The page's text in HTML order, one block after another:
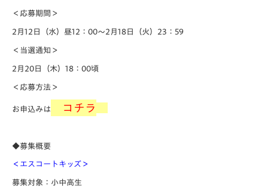
＜応募期間＞
2月12日（水）昼12：00～2月18日（火）23：59
＜当選通知＞
2月20日（木）18：00頃
＜応募方法＞
お申込みは コチラ
◆募集概要
＜エスコートキッズ＞
募集対象：小中高生